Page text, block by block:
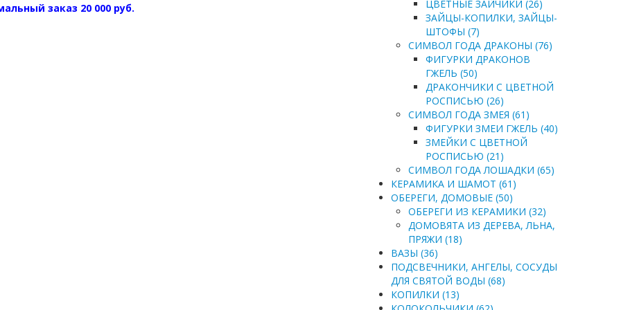
заказ 20 000 руб.
ЦВЕТНЫЕ ЗАЙЧИКИ (26)
ЗАЙЦЫ-КОПИЛКИ, ЗАЙЦЫ-
ШТОФЫ (7)
СИМВОЛ ГОДА ДРАКОНЫ (76)
ФИГУРКИ ДРАКОНОВ
ГЖЕЛЬ (50)
ДРАКОНЧИКИ С ЦВЕТНОЙ
РОСПИСЬЮ (26)
СИМВОЛ ГОДА ЗМЕЯ (61)
ФИГУРКИ ЗМЕИ ГЖЕЛЬ (40)
ЗМЕЙКИ С ЦВЕТНОЙ
РОСПИСЬЮ (21)
СИМВОЛ ГОДА ЛОШАДКИ (65)
КЕРАМИКА И ШАМОТ (61)
ОБЕРЕГИ, ДОМОВЫЕ (50)
ОБЕРЕГИ ИЗ КЕРАМИКИ (32)
ДОМОВЯТА ИЗ ДЕРЕВА, ЛЬНА,
ПРЯЖИ (18)
ВАЗЫ (36)
ПОДСВЕЧНИКИ, АНГЕЛЫ, СОСУДЫ
ДЛЯ СВЯТОЙ ВОДЫ (68)
КОПИЛКИ (13)